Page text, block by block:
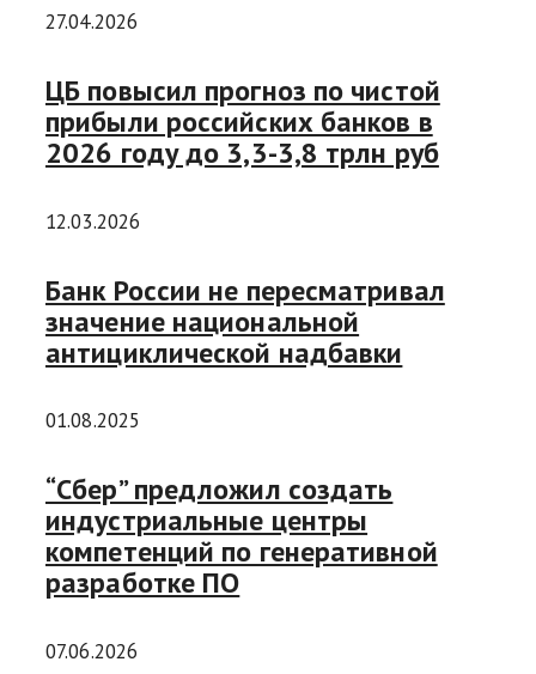
27.04.2026
ЦБ повысил прогноз по чистой
прибыли российских банков в
2026 году до 3,3-3,8 трлн руб
12.03.2026
Банк России не пересматривал
значение национальной
антициклической надбавки
01.08.2025
“Сбер” предложил создать
индустриальные центры
компетенций по генеративной
разработке ПО
07.06.2026